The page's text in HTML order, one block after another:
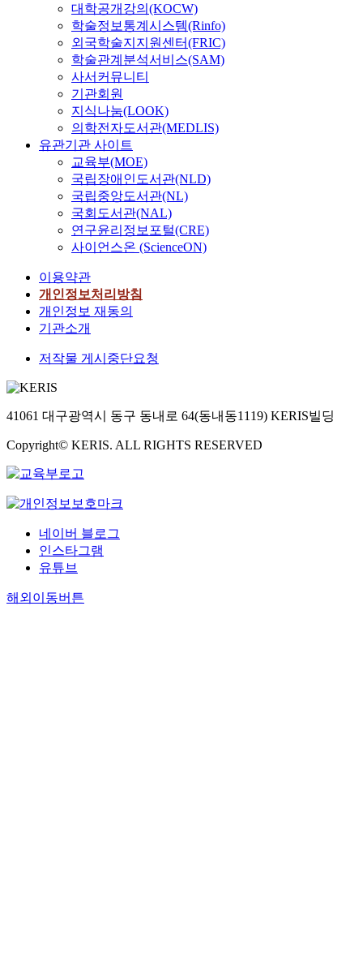
대학공개강의(KOCW)
학술정보통계시스템(Rinfo)
외국학술지지원센터(FRIC)
학술관계분석서비스(SAM)
사서커뮤니티
기관회원
지식나눔(LOOK)
의학전자도서관(MEDLIS)
유관기관 사이트
교육부(MOE)
국립장애인도서관(NLD)
국립중앙도서관(NL)
국회도서관(NAL)
연구윤리정보포털(CRE)
사이언스온 (ScienceON)
이용약관
개인정보처리방침
개인정보 재동의
기관소개
저작물 게시중단요청
41061 대구광역시 동구 동내로 64(동내동1119) KERIS빌딩
Copyright© KERIS. ALL RIGHTS RESERVED
네이버 블로그
인스타그램
유튜브
해외이동버튼